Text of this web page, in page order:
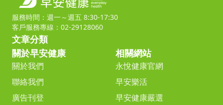
服務時間：週一～週五 8:30-17:30
客戶服務專線：02-29128060
文章分類
關於早安健康
關於我們
聯絡我們
廣告刊登
相關網站
永悅健康官網
早安樂活
早安健康嚴選